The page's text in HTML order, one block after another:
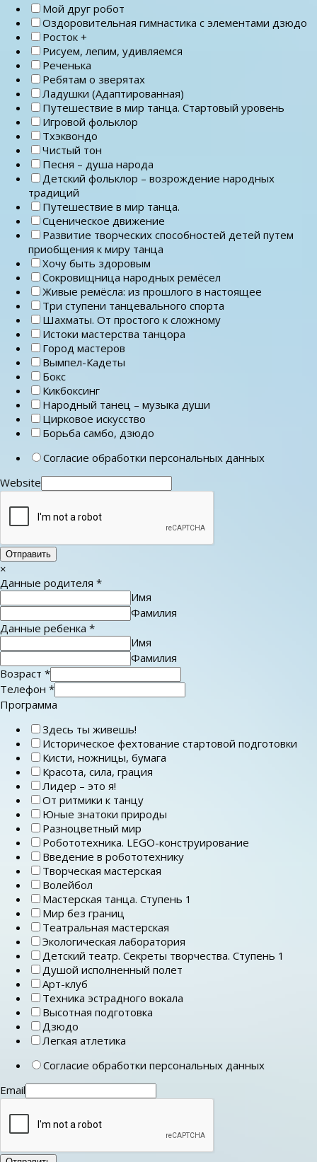
Мой друг робот
Оздоровительная гимнастика с элементами дзюдо
Росток +
Рисуем, лепим, удивляемся
Реченька
Ребятам о зверятах
Ладушки (Адаптированная)
Путешествие в мир танца. Стартовый уровень
Игровой фольклор
Тхэквондо
Чистый тон
Песня – душа народа
Детский фольклор – возрождение народных
традиций
Путешествие в мир танца.
Сценическое движение
Развитие творческих способностей детей путем
приобщения к миру танца
Хочу быть здоровым
Сокровищница народных ремёсел
Живые ремёсла: из прошлого в настоящее
Три ступени танцевального спорта
Шахматы. От простого к сложному
Истоки мастерства танцора
Город мастеров
Вымпел-Кадеты
Бокс
Кикбоксинг
Народный танец – музыка души
Цирковое искусство
Борьба самбо, дзюдо
Согласие обработки персональных данных
Website
Отправить
×
Данные родителя *
Имя
Фамилия
Данные ребенка *
Имя
Фамилия
Возраст *
Телефон *
Программа
Здесь ты живешь!
Историческое фехтование стартовой подготовки
Кисти, ножницы, бумага
Красота, сила, грация
Лидер – это я!
От ритмики к танцу
Юные знатоки природы
Разноцветный мир
Робототехника. LEGO-конструирование
Введение в робототехнику
Творческая мастерская
Волейбол
Мастерская танца. Ступень 1
Мир без границ
Театральная мастерская
Экологическая лаборатория
Детский театр. Секреты творчества. Ступень 1
Душой исполненный полет
Арт-клуб
Техника эстрадного вокала
Высотная подготовка
Дзюдо
Легкая атлетика
Согласие обработки персональных данных
Email